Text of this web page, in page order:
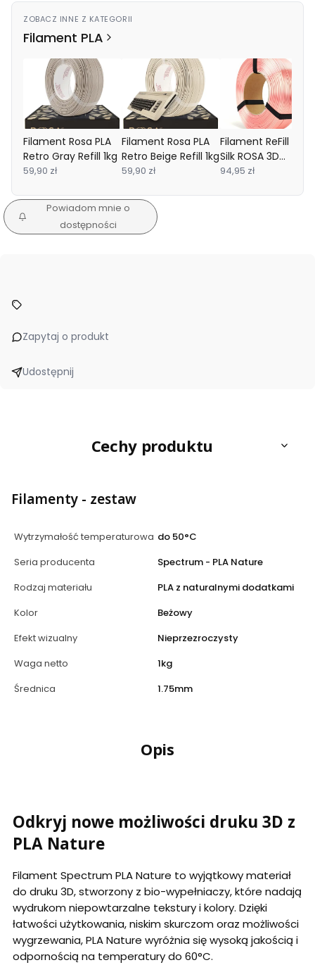
ZOBACZ INNE Z KATEGORII
Filament PLA
Filament Rosa PLA
Retro Gray Refill 1kg
59,90 zł
Filament Rosa PLA
Retro Beige Refill 1kg
59,90 zł
Filament ReFill PLA-
Silk ROSA 3D
1.75mm Rose Gold
94,95 zł
Powiadom mnie o
dostępności
Zapytaj o produkt
Udostępnij
Cechy produktu
Filamenty - zestaw
Wytrzymałość temperaturowa do 50°C
Seria producenta
Spectrum - PLA Nature
Rodzaj materiału
PLA z naturalnymi dodatkami
Kolor
Beżowy
Efekt wizualny
Nieprzezroczysty
Waga netto
1kg
Średnica
1.75mm
Opis
Odkryj nowe możliwości druku 3D z
PLA Nature
Filament Spectrum PLA Nature to wyjątkowy materiał
do druku 3D, stworzony z bio-wypełniaczy, które nadają
wydrukom niepowtarzalne tekstury i kolory. Dzięki
łatwości użytkowania, niskim skurczom oraz możliwości
wygrzewania, PLA Nature wyróżnia się wysoką jakością i
odpornością na temperatury do 60°C.